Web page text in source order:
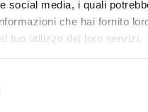
social media, i quali
che hai fornito
tuo utilizzo dei loro servizi.